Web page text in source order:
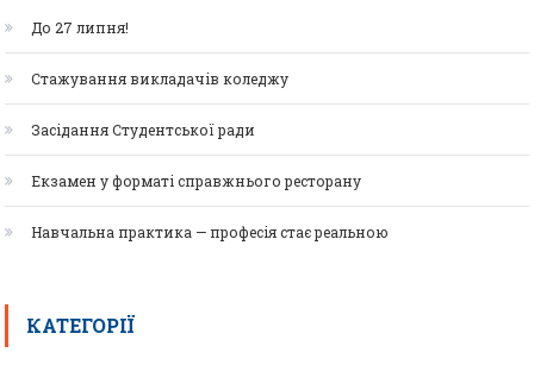
До 27 липня!
Стажування викладачів коледжу
Засідання Студентської ради
Екзамен у форматі справжнього ресторану
Навчальна практика — професія стає реальною
КАТЕГОРІЇ